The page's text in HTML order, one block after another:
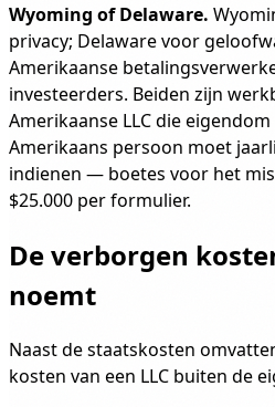
Wyoming of Delaware.
privacy; Delaware voor
Amerikaanse
investeerders. Beiden zijn
Amerikaanse LLC die
Amerikaans persoon moet
indienen — boetes voor het
$25.000 per formulier.
De verborgen
noemt
Naast de staatskosten
kosten van een LLC buiten de